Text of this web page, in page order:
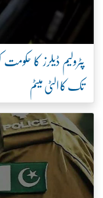
پٹرولیم ڈیلرز کا
تک کا الٹی میٹم